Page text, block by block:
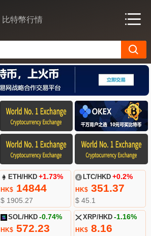
比特幣行情
ETH/HKD +1.73%
HK$ 14844
$ 1905.27
LTC/HKD +0.2%
HK$351.37
$ 45.1
SOL/HKD -0.74%
HK$ 572.23
XRP/HKD -1.16%
HK$8.16